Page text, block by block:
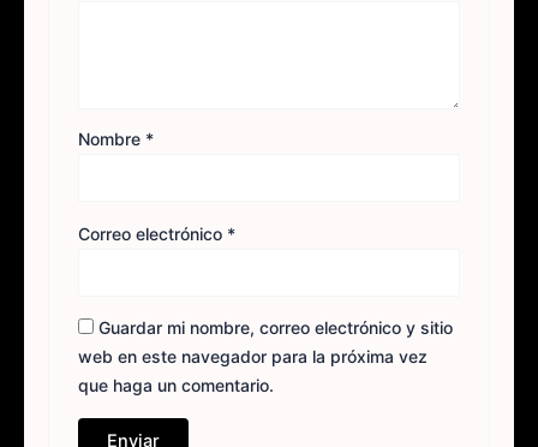
Nombre *
Correo electrónico *
Guardar mi nombre, correo electrónico y sitio
web en este navegador para la próxima vez
que haga un comentario.